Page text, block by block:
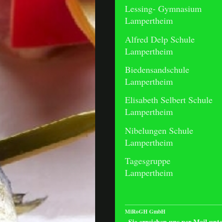
Lessing- Gymnasium
Lampertheim
Alfred Delp Schule
Lampertheim
Biedensandschule
Lampertheim
Elisabeth Selbert Schule
Lampertheim
Nibelungen Schule
Lampertheim
Tagesgruppe
Lampertheim
MiRoGH GmbH